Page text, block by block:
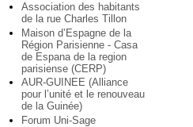
Association des habitants
de la rue Charles Tillon
Maison d’Espagne de la
Région Parisienne - Casa
de Espana de la region
parisiense (CERP)
AUR-GUINEE (Alliance
pour l’unité et le renouveau
de la Guinée)
Forum Uni-Sage